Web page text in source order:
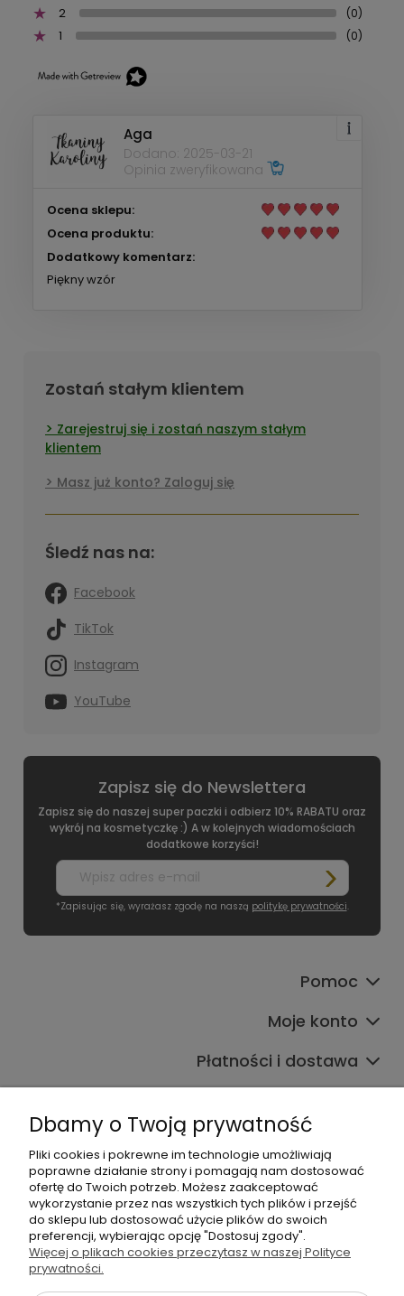
2 (0)
1 (0)
Aga
Dodano: 2025-03-21
Opinia zweryfikowana
Ocena sklepu:
Ocena produktu:
Dodatkowy komentarz:
Piękny wzór
Zostań stałym klientem
Zarejestruj się i zostań naszym stałym
klientem
Masz już konto? Zaloguj się
Śledź nas na:
Facebook
TikTok
Instagram
YouTube
Zapisz się do Newslettera
Zapisz się do naszej super paczki i odbierz 10% RABATU oraz
wykrój na kosmetyczkę :) A w kolejnych wiadomościach
dodatkowe korzyści!
*Zapisując się, wyrażasz zgodę na naszą politykę prywatności.
Pomoc
Moje konto
Płatności i dostawa
+48 605 141 363
Dbamy o Twoją prywatność
Pliki cookies i pokrewne im technologie umożliwiają
poprawne działanie strony i pomagają nam dostosować
ofertę do Twoich potrzeb. Możesz zaakceptować
wykorzystanie przez nas wszystkich tych plików i przejść
do sklepu lub dostosować użycie plików do swoich
preferencji, wybierając opcję "Dostosuj zgody".
Więcej o plikach cookies przeczytasz w naszej Polityce
prywatności.